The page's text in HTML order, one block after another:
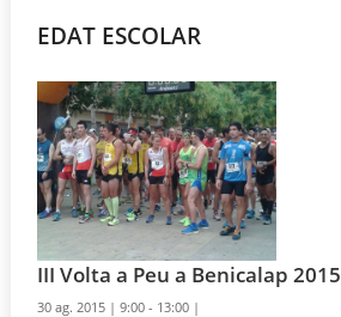
EDAT ESCOLAR
III Volta a Peu a Benicalap 2015
30 ag. 2015 |9:00 - 13:00 |